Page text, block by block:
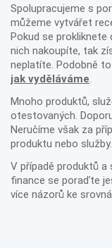
Spolupracujeme s
můžeme vytvářet
Pokud se prokliknete
nich nakoupíte, tak
neplatíte. Podobně
jak vyděláváme.
Mnoho produktů,
otestovaných.
Neručíme však za
produktu nebo služby.
V případě produktů a
finance se poraďte
více názorů ke